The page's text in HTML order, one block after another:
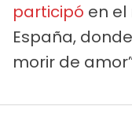
participó en el
España,
morir de